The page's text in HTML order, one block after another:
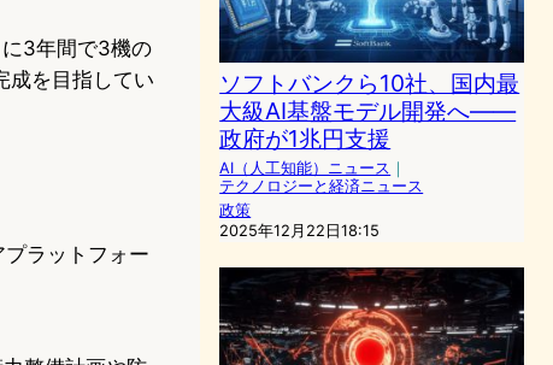
3年間で3機の
成を目指してい
ラットフォー
ソフトバンクら10社、国内最
大級AI基盤モデル開発へ——
政府が1兆円支援
AI（人工知能）ニュース ｜
テクノロジーと経済ニュース
政策
2025年12月22日18:15